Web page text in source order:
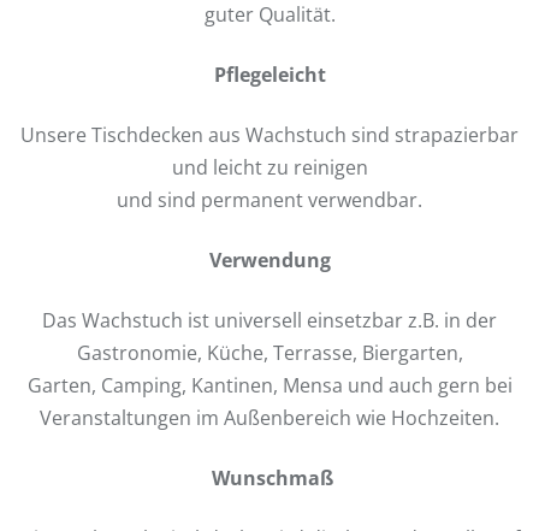
guter Qualität.
Pflegeleicht
Unsere Tischdecken aus Wachstuch sind strapazierbar
und leicht zu reinigen
und sind permanent verwendbar.
Verwendung
Das Wachstuch ist universell einsetzbar z.B. in der
Gastronomie, Küche, Terrasse, Biergarten,
Garten, Camping, Kantinen, Mensa und auch gern bei
Veranstaltungen im Außenbereich wie Hochzeiten.
Wunschmaß